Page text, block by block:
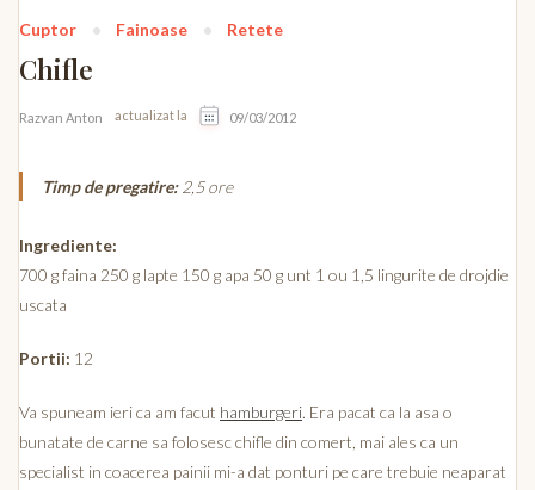
Cuptor Fainoase Retete
Chifle
Razvan Anton actualizat la 09/03/2012
Timp de pregatire:2,5 ore
Ingrediente:
700 g faina 250 g lapte 150 g apa 50 g unt 1 ou 1,5 lingurite de drojdie
uscata
Portii: 12
Va spuneam ieri ca am facut hamburgeri. Era pacat ca la asa o
bunatate de carne sa folosesc chifle din comert, mai ales ca un
specialist in coacerea painii mi-a dat ponturi pe care trebuie neaparat